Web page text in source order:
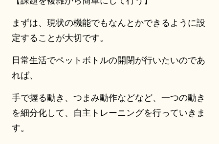
まずは、現状の機能でもなんとかできるように設
定することが大切です。
日常生活でペットボトルの開閉が行いたいのであ
れば、
手で握る動き、つまみ動作などなど、一つの動き
を細分化して、自主トレーニングを行っていきま
す。